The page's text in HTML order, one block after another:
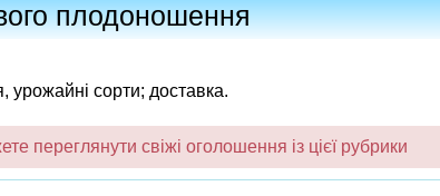
плодоношення
сорти; доставка.
свіжі оголошення із цієї рубрики